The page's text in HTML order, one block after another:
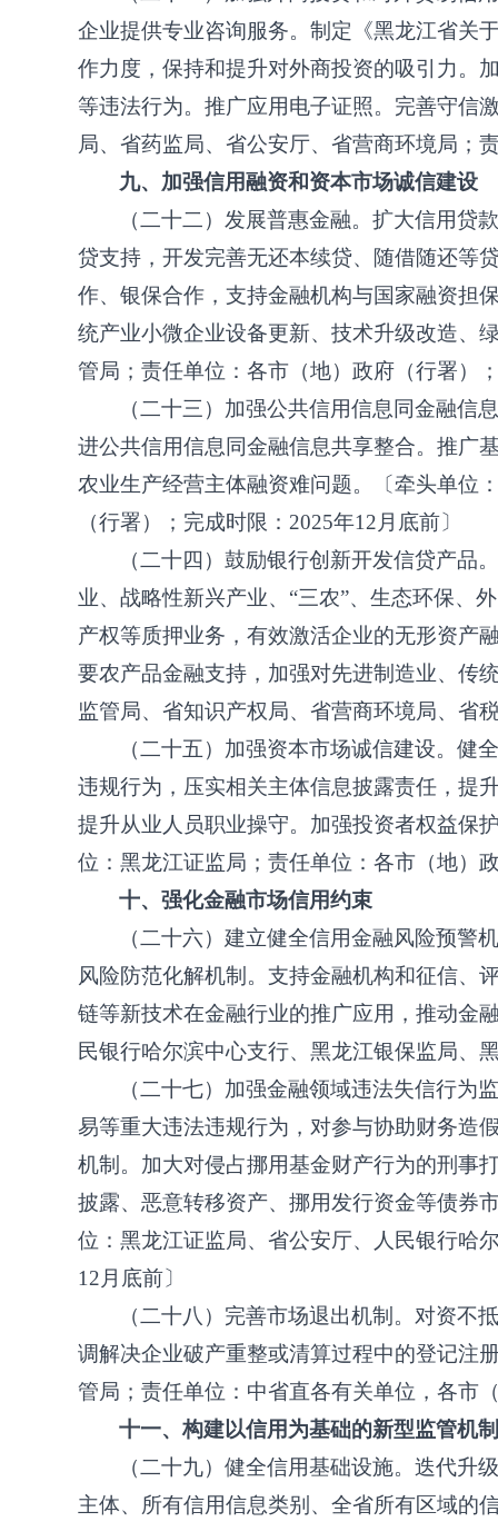
企业提供专业咨询服务。制定《黑龙江省关
作力度，保持和提升对外商投资的吸引力。
等违法行为。推广应用电子证照。完善守信
局、省药监局、省公安厅、省营商环境局；
九、加强信用融资和资本市场诚信建设
（二十二）发展普惠金融。扩大信用
贷支持，开发完善无还本续贷、随借随还等
作、银保合作，支持金融机构与国家融资担
统产业小微企业设备更新、技术升级改造、
管局；责任单位：各市（地）政府（行署）
（二十三）加强公共信用信息同金融
进公共信用信息同金融信息共享整合。推广
农业生产经营主体融资难问题。〔牵头单位
（行署）；完成时限：2025年12月底前〕
（二十四）鼓励银行创新开发信贷产
业、战略性新兴产业、 “三农”、生态环保、
产权等质押业务，有效激活企业的无形资产
要农产品金融支持，加强对先进制造业、传
监管局、省知识产权局、省营商环境局、省
（二十五）加强资本市场诚信建设。
违规行为，压实相关主体信息披露责任，提
提升从业人员职业操守。加强投资者权益保
位：黑龙江证监局；责任单位：各市（地）
十、强化金融市场信用约束
（二十六）建立健全信用金融风险预
风险防范化解机制。支持金融机构和征信、
链等新技术在金融行业的推广应用，推动金
民银行哈尔滨中心支行、黑龙江银保监局、
（二十七）加强金融领域违法失信行为
易等重大违法违规行为，对参与协助财务造
机制。加大对侵占挪用基金财产行为的刑事
披露、恶意转移资产、挪用发行资金等债券
位：黑龙江证监局、省公安厅、人民银行哈
12月底前〕
（二十八）完善市场退出机制。对资
调解决企业破产重整或清算过程中的登记注
管局；责任单位：中省直各有关单位，各市
十一、构建以信用为基础的新型监管机
（二十九）健全信用基础设施。迭代
主体、所有信用信息类别、全省所有区域的